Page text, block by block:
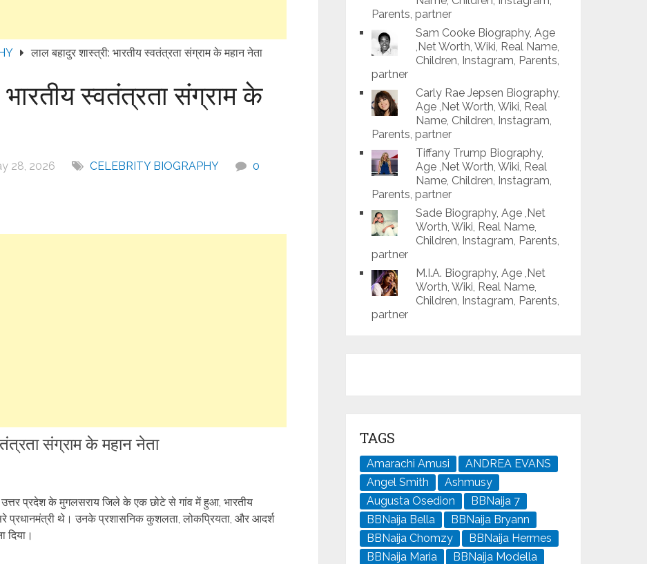
लाल बहादुर शास्त्री: भारतीय स्वतंत्रता संग्राम के महान नेता
भारतीय स्वतंत्रता संग्राम के
28, 2026 CELEBRITY BIOGRAPHY
0
संग्राम के महान नेता
प्रदेश के मुगलसराय जिले के एक छोटे से गांव में हुआ, भारतीय
प्रधानमंत्री थे। उनके प्रशासनिक कुशलता, लोकप्रियता, और आदर्श
दिया।
Parents, partner
Sam Cooke Biography, Age
,Net Worth, Wiki, Real Name,
Children, Instagram, Parents,
partner
Carly Rae Jepsen Biography,
Age ,Net Worth, Wiki, Real
Name, Children, Instagram,
Parents, partner
Tiffany Trump Biography,
Age ,Net Worth, Wiki, Real
Name, Children, Instagram,
Parents, partner
Sade Biography, Age ,Net
Worth, Wiki, Real Name,
Children, Instagram, Parents,
partner
M.I.A. Biography, Age ,Net
Worth, Wiki, Real Name,
Children, Instagram, Parents,
partner
TAGS
Amarachi Amusi
ANDREA EVANS
Angel Smith
Ashmusy
Augusta Osedion
BBNaija 7
BBNaija Bella
BBNaija Bryann
BBNaija Chomzy
BBNaija Hermes
BBNaija Maria
BBNaija Modella